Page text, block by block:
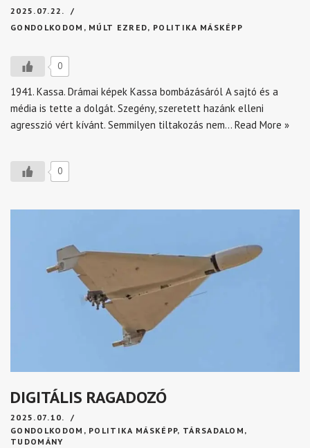
2025.07.22.
GONDOLKODOM , MÚLT EZRED, POLITIKA MÁSKÉPP
0
1941. Kassa. Drámai képek Kassa bombázásáról A sajtó és a
média is tette a dolgát. Szegény, szeretett hazánk elleni
agresszió vért kívánt. Semmilyen tiltakozás nem… Read More »
0
DIGITÁLIS RAGADOZÓ
2025.07.10.
GONDOLKODOM , POLITIKA MÁSKÉPP, TÁRSADALOM ,
TUDOMÁNY